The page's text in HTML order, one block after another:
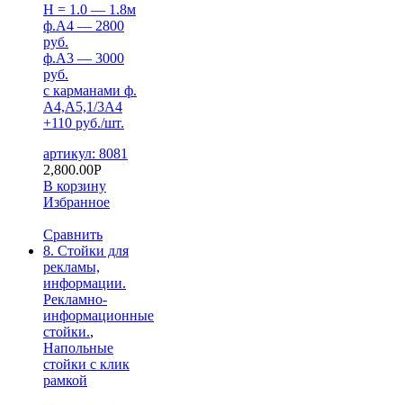
H = 1.0 — 1.8м
ф.А4 — 2800
руб.
ф.А3 — 3000
руб.
с карманами ф.
А4,А5,1/3А4
+110 руб./шт.
артикул: 8081
2,800.00Р
В корзину
Избранное
Сравнить
8. Стойки для
рекламы,
информации.
Рекламно-
информационные
стойки.,
Напольные
стойки с клик
рамкой